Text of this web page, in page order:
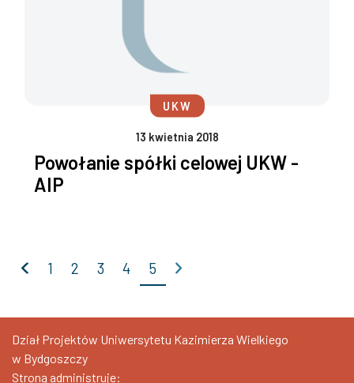
UKW
13 kwietnia 2018
Powołanie spółki celowej UKW -
AIP
Poprzednia
1 2 3 4 5 Następna
Dział Projektów Uniwersytetu Kazimierza Wielkiego
w Bydgoszczy
Stroną administruje: